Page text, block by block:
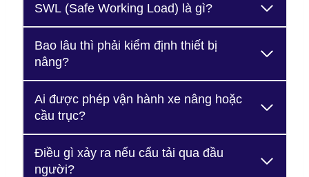
SWL (Safe Working Load) là gì?
Bao lâu thì phải kiểm định thiết bị
nâng?
Ai được phép vận hành xe nâng hoặc
cầu trục?
Điều gì xảy ra nếu cẩu tải qua đầu
người?